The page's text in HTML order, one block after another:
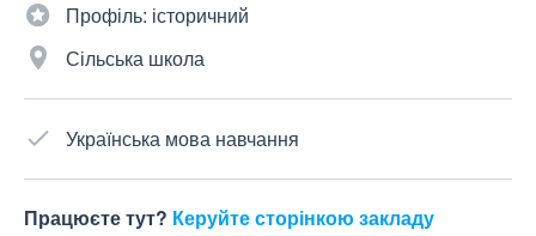
Профіль: історичний
Сільська школа
Українська мова навчання
Працюєте тут? Керуйте сторінкою закладу